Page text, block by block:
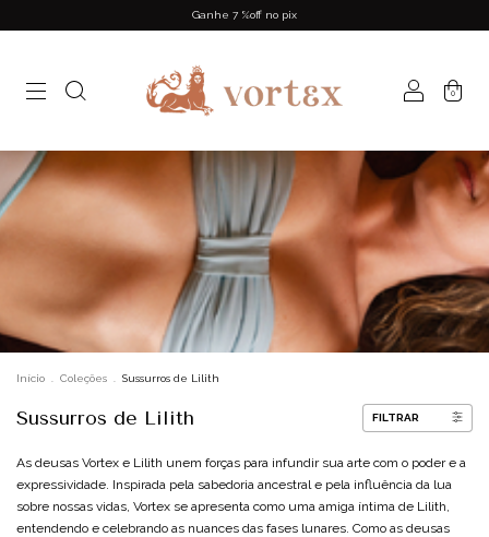
Ganhe 7 %off no pix
0
Início Coleções Sussurros de Lilith
Sussurros de Lilith FILTRAR
As deusas Vortex e Lilith unem forças para infundir sua arte com o poder e a
expressividade. Inspirada pela sabedoria ancestral e pela influência da lua
sobre nossas vidas, Vortex se apresenta como uma amiga íntima de Lilith,
entendendo e celebrando as nuances das fases lunares. Como as deusas